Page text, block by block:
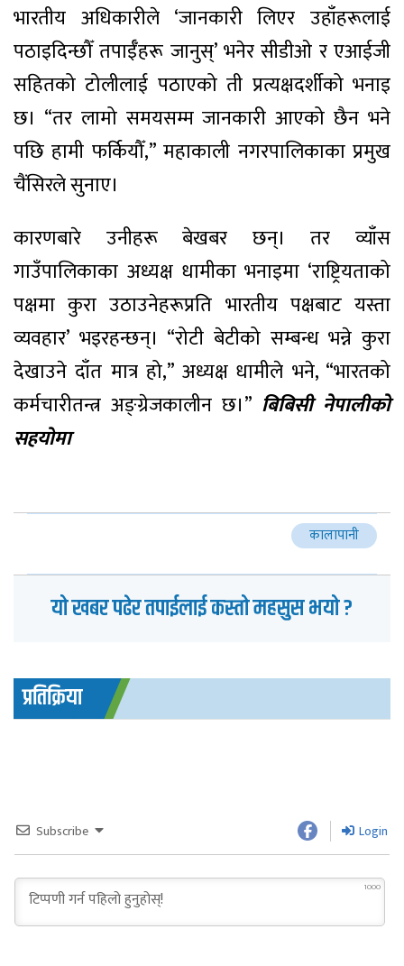
भारतीय अधिकारीले ‘जानकारी लिएर उहाँहरूलाई
पठाइदिन्छौँ तपाईँहरू जानुस्’ भनेर सीडीओ र एआईजी
सहितको टोलीलाई पठाएको ती प्रत्यक्षदर्शीको भनाइ
छ। “तर लामो समयसम्म जानकारी आएको छैन भने
पछि हामी फर्कियौँ,” महाकाली नगरपालिकाका प्रमुख
चैंसिरले सुनाए।
कारणबारे उनीहरू बेखबर छन्। तर व्याँस
गाउँपालिकाका अध्यक्ष धामीका भनाइमा ‘राष्ट्रियताको
पक्षमा कुरा उठाउनेहरूप्रति भारतीय पक्षबाट यस्ता
व्यवहार’ भइरहन्छन्। “रोटी बेटीको सम्बन्ध भन्ने कुरा
देखाउने दाँत मात्र हो,” अध्यक्ष धामीले भने, “भारतको
कर्मचारीतन्त्र अङ्ग्रेजकालीन छ।” बिबिसी नेपालीको
सहयोमा
कालापानी
यो खबर पढेर तपाईलाई कस्तो महसुस भयो ?
प्रतिक्रिया
Subscribe Login
1000